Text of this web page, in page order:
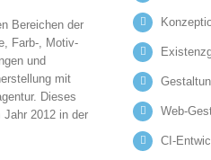
Bereichen der
Farb-, Motiv-
und
mit
Dieses
Jahr 2012 in der
Web-
CI-